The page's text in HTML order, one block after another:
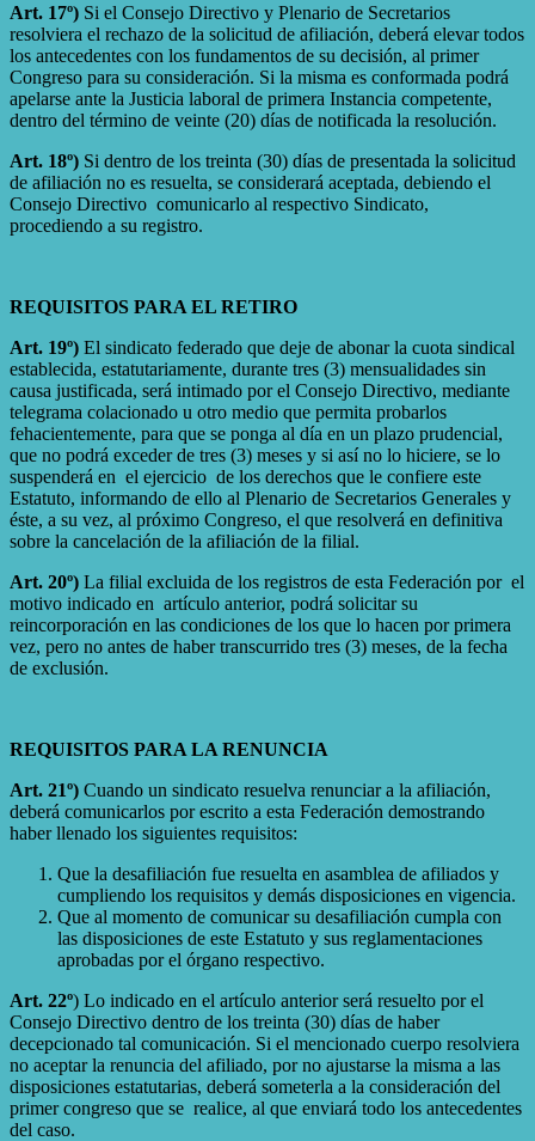
Art. 17º) Si el Consejo Directivo y Plenario de Secretarios
resolviera el rechazo de la solicitud de afiliación, deberá elevar todos
los antecedentes con los fundamentos de su decisión, al primer
Congreso para su consideración. Si la misma es conformada podrá
apelarse ante la Justicia laboral de primera Instancia competente,
dentro del término de veinte (20) días de notificada la resolución.
Art. 18º) Si dentro de los treinta (30) días de presentada la solicitud
de afiliación no es resuelta, se considerará aceptada, debiendo el
Consejo Directivo comunicarlo al respectivo Sindicato,
procediendo a su registro.
REQUISITOS PARA EL RETIRO
Art. 19º) El sindicato federado que deje de abonar la cuota sindical
establecida, estatutariamente, durante tres (3) mensualidades sin
causa justificada, será intimado por el Consejo Directivo, mediante
telegrama colacionado u otro medio que permita probarlos
fehacientemente, para que se ponga al día en un plazo prudencial,
que no podrá exceder de tres (3) meses y si así no lo hiciere, se lo
suspenderá en el ejercicio de los derechos que le confiere este
Estatuto, informando de ello al Plenario de Secretarios Generales y
éste, a su vez, al próximo Congreso, el que resolverá en definitiva
sobre la cancelación de la afiliación de la filial.
Art. 20º) La filial excluida de los registros de esta Federación por el
motivo indicado en artículo anterior, podrá solicitar su
reincorporación en las condiciones de los que lo hacen por primera
vez, pero no antes de haber transcurrido tres (3) meses, de la fecha
de exclusión.
REQUISITOS PARA LA RENUNCIA
Art. 21º) Cuando un sindicato resuelva renunciar a la afiliación,
deberá comunicarlos por escrito a esta Federación demostrando
haber llenado los siguientes requisitos:
Que la desafiliación fue resuelta en asamblea de afiliados y
cumpliendo los requisitos y demás disposiciones en vigencia.
Que al momento de comunicar su desafiliación cumpla con
las disposiciones de este Estatuto y sus reglamentaciones
aprobadas por el órgano respectivo.
Art. 22º) Lo indicado en el artículo anterior será resuelto por el
Consejo Directivo dentro de los treinta (30) días de haber
decepcionado tal comunicación. Si el mencionado cuerpo resolviera
no aceptar la renuncia del afiliado, por no ajustarse la misma a las
disposiciones estatutarias, deberá someterla a la consideración del
primer congreso que se realice, al que enviará todo los antecedentes
del caso.